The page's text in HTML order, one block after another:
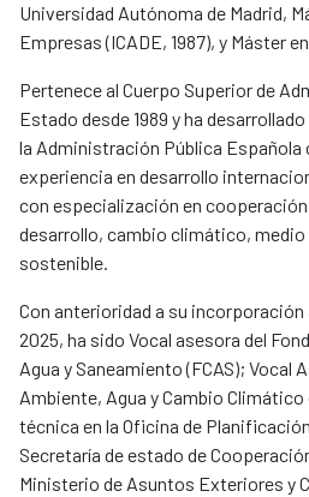
Universidad Autónoma de Madrid,
Empresas (ICADE, 1987), y Máster
Pertenece al Cuerpo Superior de
Estado desde 1989 y ha
la Administración Pública Española
experiencia en desarrollo
con especialización en
desarrollo, cambio climático, medio
sostenible.
Con anterioridad a su incorporación
2025, ha sido Vocal asesora del
Agua y Saneamiento (FCAS); Vocal
Ambiente, Agua y Cambio Climático
técnica en la Oficina de
Secretaría de estado de
Ministerio de Asuntos Exteriores y